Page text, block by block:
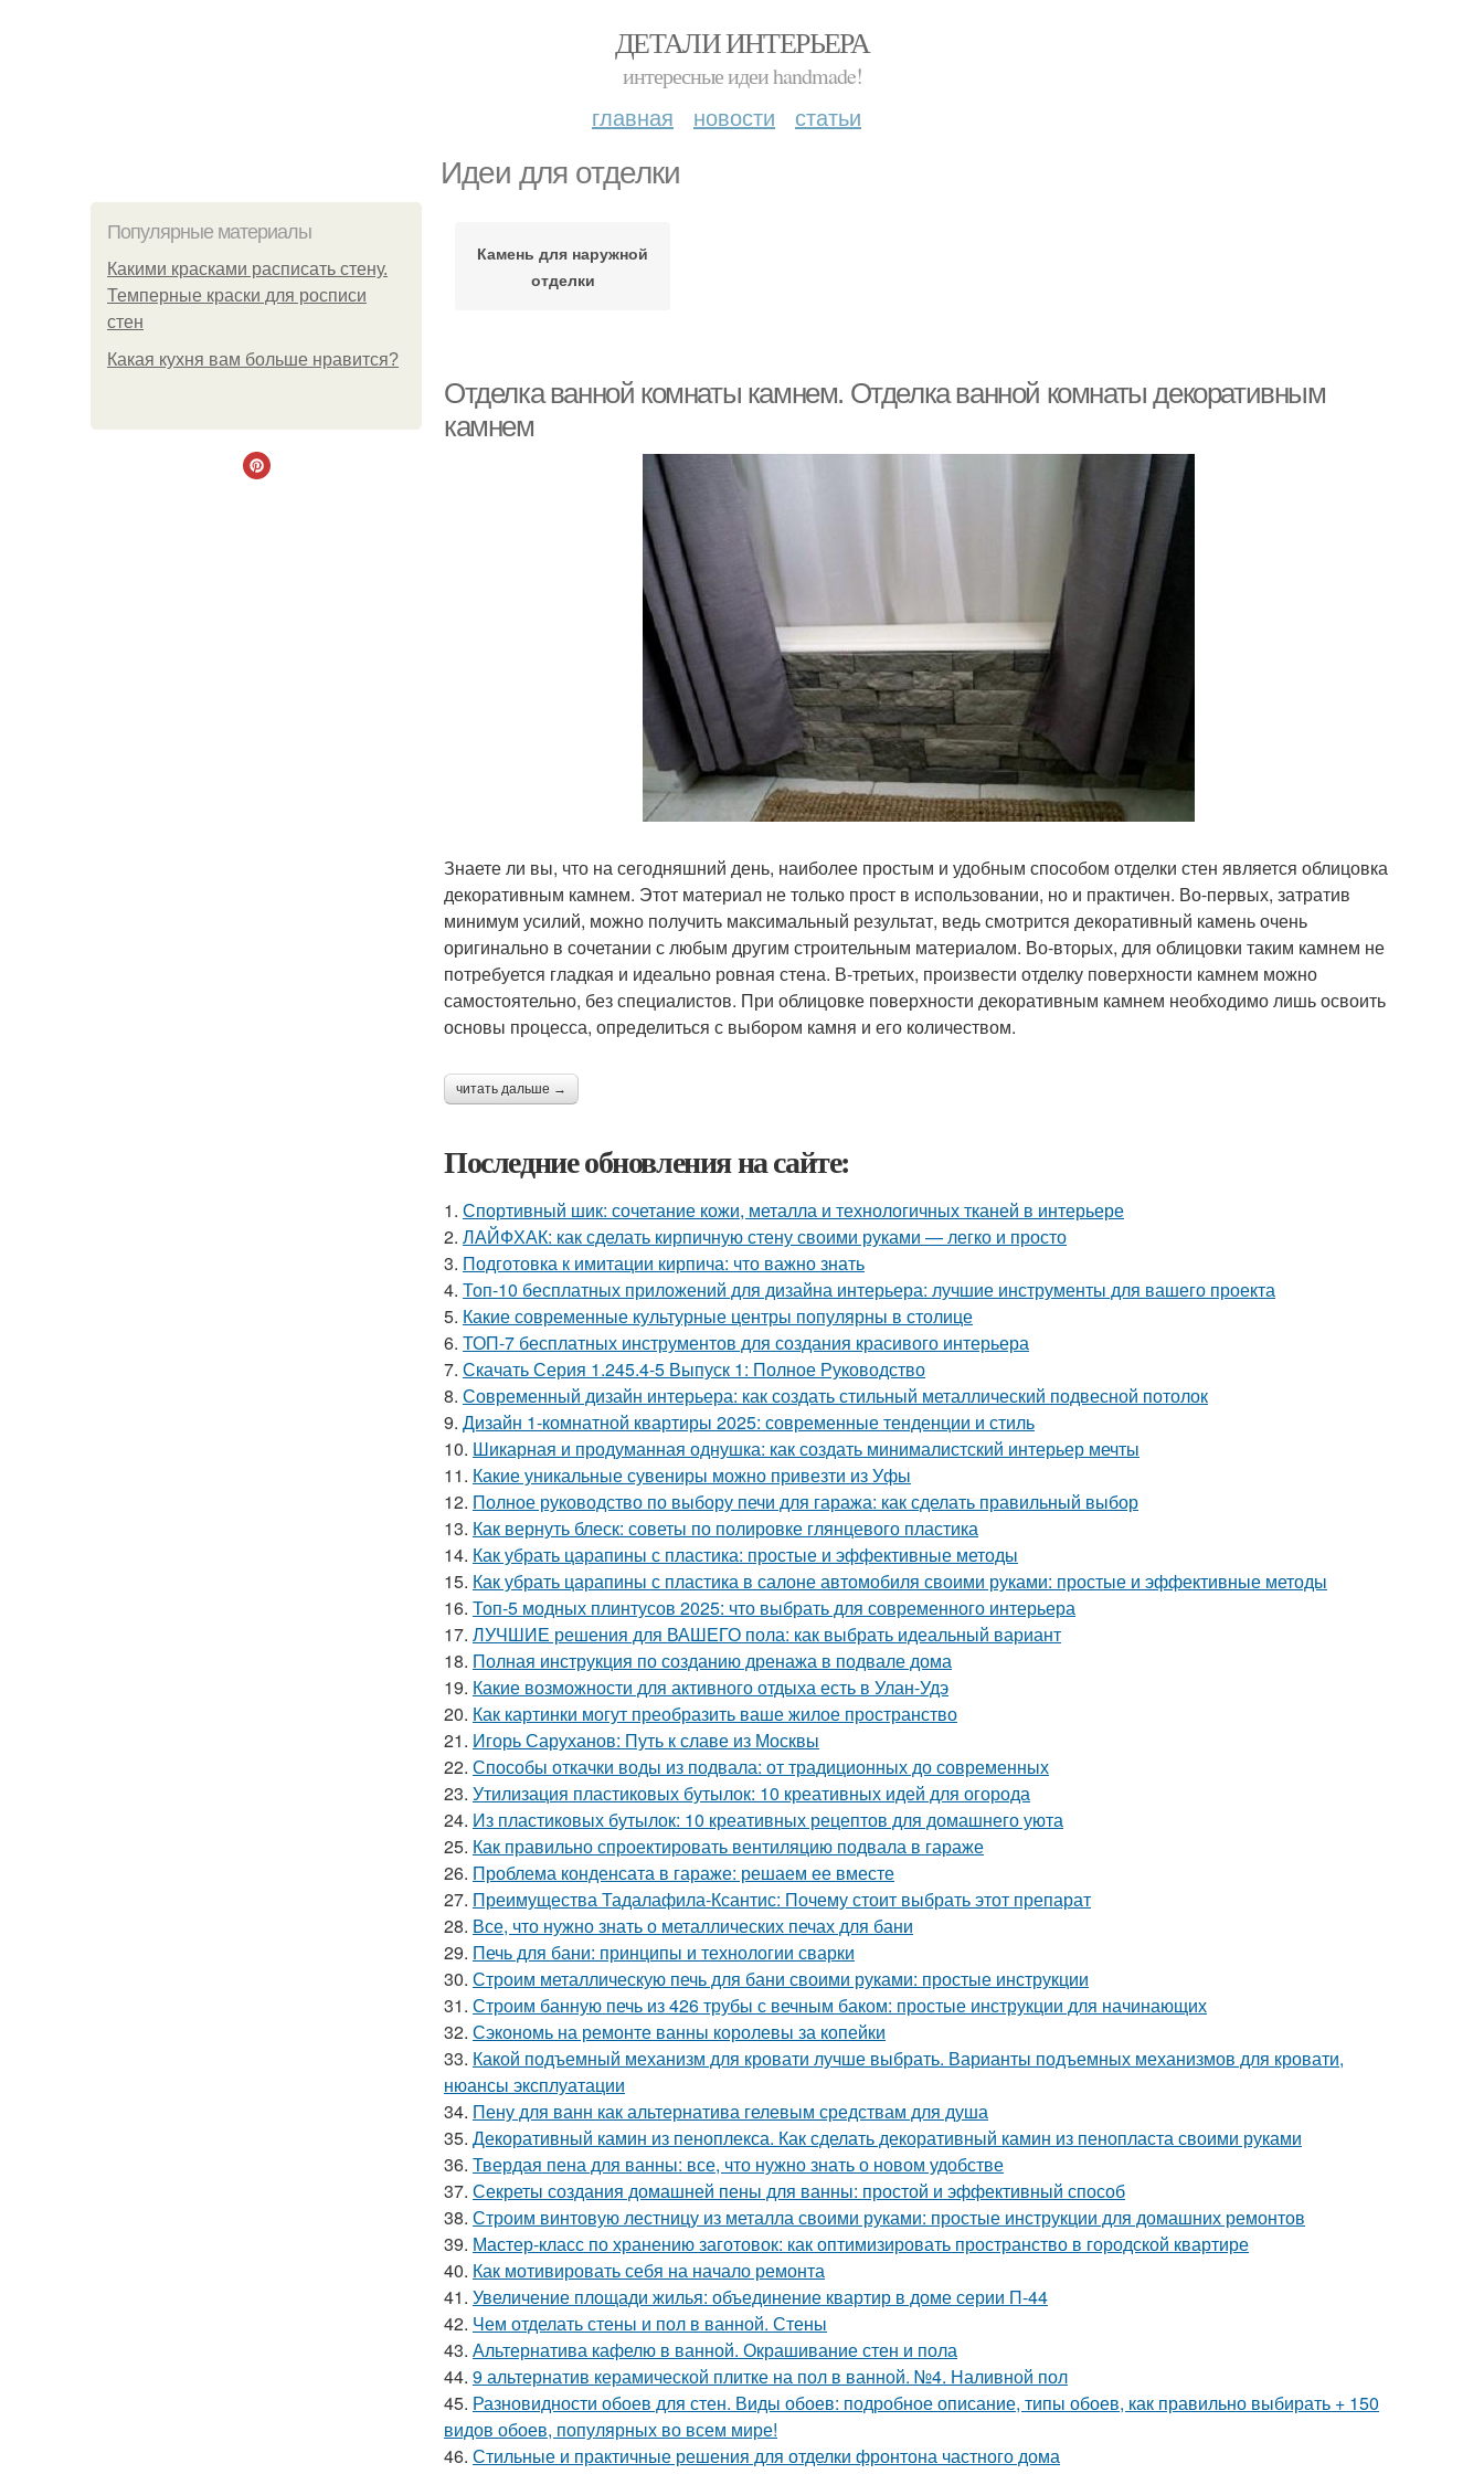
ДЕТАЛИ ИНТЕРЬЕРА
интересные идеи handmade!
главная новости статьи
Идеи для отделки
Популярные материалы
Какими красками расписать стену.
Темперные краски для росписи
стен
Какая кухня вам больше нравится?
Камень для наружной
отделки
Отделка ванной комнаты камнем. Отделка ванной комнаты декоративным
камнем
Знаете ли вы, что на сегодняшний день, наиболее простым и удобным способом отделки стен является облицовка
декоративным камнем. Этот материал не только прост в использовании, но и практичен. Во-первых, затратив
минимум усилий, можно получить максимальный результат, ведь смотрится декоративный камень очень
оригинально в сочетании с любым другим строительным материалом. Во-вторых, для облицовки таким камнем не
потребуется гладкая и идеально ровная стена. В-третьих, произвести отделку поверхности камнем можно
самостоятельно, без специалистов. При облицовке поверхности декоративным камнем необходимо лишь освоить
основы процесса, определиться с выбором камня и его количеством.
читать дальше →
Последние обновления на сайте:
1. Спортивный шик: сочетание кожи, металла и технологичных тканей в интерьере
2. ЛАЙФХАК: как сделать кирпичную стену своими руками — легко и просто
3. Подготовка к имитации кирпича: что важно знать
4. Топ-10 бесплатных приложений для дизайна интерьера: лучшие инструменты для вашего проекта
5. Какие современные культурные центры популярны в столице
6. ТОП-7 бесплатных инструментов для создания красивого интерьера
7. Скачать Серия 1.245.4-5 Выпуск 1: Полное Руководство
8. Современный дизайн интерьера: как создать стильный металлический подвесной потолок
9. Дизайн 1-комнатной квартиры 2025: современные тенденции и стиль
10. Шикарная и продуманная однушка: как создать минималистский интерьер мечты
11. Какие уникальные сувениры можно привезти из Уфы
12. Полное руководство по выбору печи для гаража: как сделать правильный выбор
13. Как вернуть блеск: советы по полировке глянцевого пластика
14. Как убрать царапины с пластика: простые и эффективные методы
15. Как убрать царапины с пластика в салоне автомобиля своими руками: простые и эффективные методы
16. Топ-5 модных плинтусов 2025: что выбрать для современного интерьера
17. ЛУЧШИЕ решения для ВАШЕГО пола: как выбрать идеальный вариант
18. Полная инструкция по созданию дренажа в подвале дома
19. Какие возможности для активного отдыха есть в Улан-Удэ
20. Как картинки могут преобразить ваше жилое пространство
21. Игорь Саруханов: Путь к славе из Москвы
22. Способы откачки воды из подвала: от традиционных до современных
23. Утилизация пластиковых бутылок: 10 креативных идей для огорода
24. Из пластиковых бутылок: 10 креативных рецептов для домашнего уюта
25. Как правильно спроектировать вентиляцию подвала в гараже
26. Проблема конденсата в гараже: решаем ее вместе
27. Преимущества Тадалафила-Ксантис: Почему стоит выбрать этот препарат
28. Все, что нужно знать о металлических печах для бани
29. Печь для бани: принципы и технологии сварки
30. Строим металлическую печь для бани своими руками: простые инструкции
31. Строим банную печь из 426 трубы с вечным баком: простые инструкции для начинающих
32. Сэкономь на ремонте ванны королевы за копейки
33. Какой подъемный механизм для кровати лучше выбрать. Варианты подъемных механизмов для кровати,
нюансы эксплуатации
34. Пену для ванн как альтернатива гелевым средствам для душа
35. Декоративный камин из пеноплекса. Как сделать декоративный камин из пенопласта своими руками
36. Твердая пена для ванны: все, что нужно знать о новом удобстве
37. Секреты создания домашней пены для ванны: простой и эффективный способ
38. Строим винтовую лестницу из металла своими руками: простые инструкции для домашних ремонтов
39. Мастер-класс по хранению заготовок: как оптимизировать пространство в городской квартире
40. Как мотивировать себя на начало ремонта
41. Увеличение площади жилья: объединение квартир в доме серии П-44
42. Чем отделать стены и пол в ванной. Стены
43. Альтернатива кафелю в ванной. Окрашивание стен и пола
44. 9 альтернатив керамической плитке на пол в ванной. №4. Наливной пол
45. Разновидности обоев для стен. Виды обоев: подробное описание, типы обоев, как правильно выбирать + 150
видов обоев, популярных во всем мире!
46. Стильные и практичные решения для отделки фронтона частного дома